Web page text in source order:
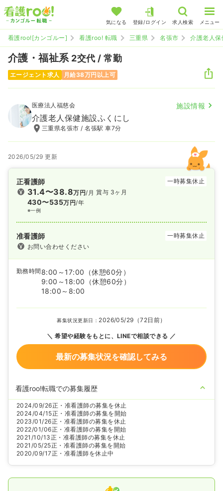
気になる 登録/ログイン 求人検索 メニュー
看護roo![カンゴルー] 看護roo! 転職 三重県 名張市 介護老人
介護・福祉系 2交代 / 常勤
エージェント求人 月給38万円以上可
医療法人福慈会 施設情報
介護老人保健施設ふくにし
三重県名張市 / 名張駅 車7分
2026/05/29 更新
正看護師 一時募集休止
31.4〜38.8万円/月
430〜535万円/年
※一例
賞与 3ヶ月
准看護師
一時募集休止
お問い合わせください
勤務時間 8:00～17:00
（休憩60分）
9:00～18:00
（休憩60分）
18:00～8:00
募集状況更新日： 2026/05/29（72日前）
希望や経験をもとに、LINEで相談できる
最新の募集状況を確認してみる
看護roo!転職での募集履歴
2024/09/26正・准看護師の募集を休止
2024/04/15正・准看護師の募集を開始
2023/01/26正・准看護師の募集を休止
2022/01/06正・准看護師の募集を開始
2021/10/13正・准看護師の募集を休止
2021/05/25正・准看護師の募集を開始
2020/09/17正・准看護師を休止中